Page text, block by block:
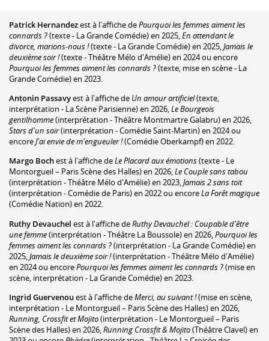
Patrick Hernandezest à l'affiche dePourquoi les femmes aiment les
connards ?(texte - La Grande Comédie) en 2025,En attendant le
divorce, marions-nous !(texte - La Grande Comédie) en 2025,Jamais le
deuxième soir !(texte - Théâtre Mélo d'Amélie) en 2024 ou encore
Pourquoi les femmes aiment les connards ?(texte, mise en scène - La
Grande Comédie) en 2023.
Antonin Passavyest à l'affiche de Un amour artificiel(texte,
interprétation - La Scène Parisienne) en 2026,Le Bourgeois
gentilhomme(interprétation - Théâtre Montmartre Galabru) en 2026,
Stars d'un soir(interprétation - Comédie Saint-Martin) en 2024 ou
encoreJ'ai envie de m'engueuler !(Comédie Oberkampf) en 2022.
Margo Bochest à l'affiche deLe Placard aux émotions(texte - Le
Montorgueil – Paris Scène des Halles) en 2026,Le Couple sans tabou
(interprétation - Théâtre Mélo d'Amélie) en 2023,Jamais 2 sans toit
(interprétation - Comédie de Paris) en 2022 ou encoreLa Forêt magique
(Comédie Nation) en 2022.
Ruthy Devauchel est à l'affiche deRuthy Devauchel : Coupable d'être
une femme(interprétation - Théâtre La Boussole) en 2026,Pourquoi les
femmes aiment les connards ?(interprétation - La Grande Comédie) en
2025,Jamais le deuxième soir !(interprétation - Théâtre Mélo d'Amélie)
en 2024 ou encorePourquoi les femmes aiment les connards ?(mise en
scène, interprétation - La Grande Comédie) en 2023.
Ingrid Guervenouest à l'affiche deMerci, au suivant !(mise en scène,
interprétation - Le Montorgueil – Paris Scène des Halles) en 2026,
Running, Crossfit et Mojito(interprétation - Le Montorgueil – Paris
Scène des Halles) en 2026,Running Crossfit & Mojito(Théâtre Clavel) en